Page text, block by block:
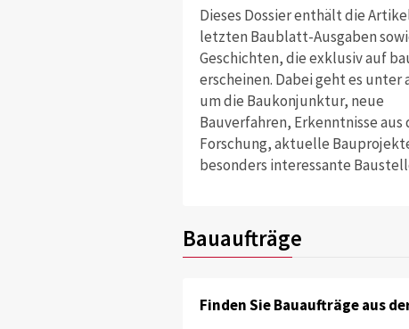
Dieses Dossier enthält die
letzten Baublatt-Ausgaben
Geschichten, die exklusiv auf
erscheinen. Dabei geht es unter
um die Baukonjunktur, neue
Bauverfahren, Erkenntnisse aus
Forschung, aktuelle
besonders interessante
Bauaufträge
Finden Sie Bauaufträge aus